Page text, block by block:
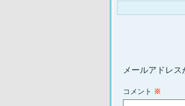
メールアドレス
コメント ※